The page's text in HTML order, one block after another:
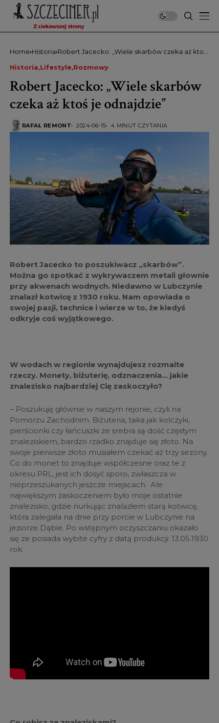
Home Historia Robert Jacecko: „Wiele skarbów czeka aż ktoś
Historia Lifestyle Rozmowy
Robert Jacecko: „Wiele skarbów
czeka aż ktoś je odnajdzie”
RAFAŁ REMONT 2024-06-15 4 MINUT CZYTANIA
Robert Jacecko to poszukiwacz „skarbów”.
Można go spotkać z wykrywaczem metali głownie
przy akwenach wodnych. Niedawno w Lubczynie
znalazł kotwicę z 1930 roku. Nam opowiada o
swojej pasji, technice i wierze w to, że kiedyś
odkryje coś wyjątkowego.
W wodach w regionie wynajdujesz rozmaite
rzeczy. Monety, biżuterię, odznaczenia… jakie
znalezisko najbardziej Cię zaskoczyło?
– Poszukuję głównie w naszym rejonie, czyli na
Pomorzu Zachodnim. Biżuteria, taka jak kolczyki,
pierścionki czy łańcuszki ze srebra są dość częstym
znaleziskiem, bardzo rzadko znajduje się złoto. Na
swoje pierwsze złoto musiałem czekać aż trzy sezony.
Co do monet to znajduje współczesne oraz te z
okresu PRL, jest ich dosyć sporo, zwłaszcza w
nieprzeszukanych jeszcze miejscach. Ale
największym zaskoczeniem było moje ostatnie
znalezisko, gdzie nurkując znalazłem starą kotwicę,
która zalegała na dnie przy porcie w Lubczynie na
jeziorze Dąbie. Po wstępnym oczyszczaniu okazało
się ze posiada wybite cyfry z datą produkcji: 13.05.1930
rok.